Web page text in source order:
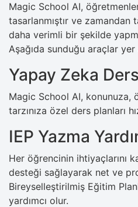
Magic School AI,
tasarlanmıştır ve
daha verimli bir şekilde
Aşağıda sunduğu araçlar yer
Yapay Zeka
Magic School AI, konunuza,
tarzınıza özel ders planları
IEP Yazma
Her öğrencinin ihtiyaçlarını
desteği sağlayarak net ve
Bireyselleştirilmiş Eğitim
yardımcı olur.